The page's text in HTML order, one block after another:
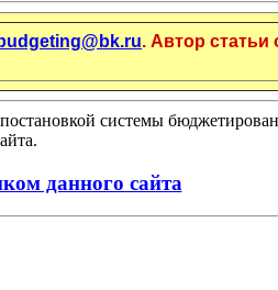
budgeting@bk.ru. Автор
системы
данного сайта